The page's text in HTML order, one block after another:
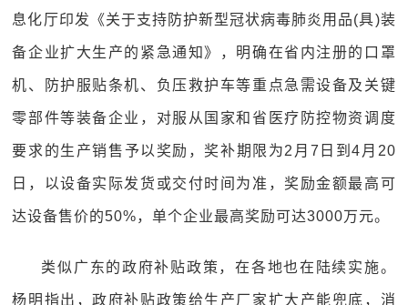
息化厅印发《关于支持防护新型冠状病毒肺炎用品(具)装
备企业扩大生产的紧急通知》，明确在省内注册的口罩
机、防护服贴条机、负压救护车等重点急需设备及关键
零部件等装备企业，对服从国家和省医疗防控物资调度
要求的生产销售予以奖励，奖补期限为2月7日到4月20
日，以设备实际发货或交付时间为准，奖励金额最高可
达设备售价的50%，单个企业最高奖励可达3000万元。
类似广东的政府补贴政策，在各地也在陆续实施。
杨明指出，政府补贴政策给生产厂家扩大产能兜底，消